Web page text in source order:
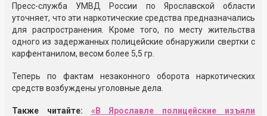
Пресс-служба УМВД России по Ярославской области
уточняет, что эти наркотические средства предназначались
для распространения. Кроме того, по месту жительства
одного из задержанных полицейские обнаружили свертки с
карфентанилом, весом более 5,5 гр.
Теперь по фактам незаконного оборота наркотических
средств возбуждены уголовные дела.
Также читайте:
«В Ярославле полицейские изъяли